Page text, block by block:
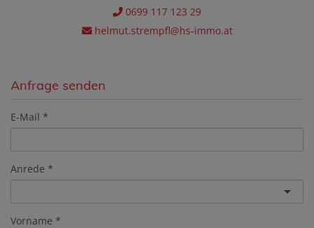
0699 117 123 29
helmut.strempfl@hs-immo.at
Anfrage senden
E-Mail
Anrede
Vorname